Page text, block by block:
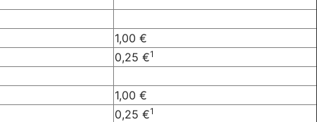
1,00 €
0,25 €1
1,00 €
0,25 €1